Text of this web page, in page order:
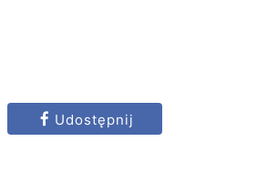
Udostępnij